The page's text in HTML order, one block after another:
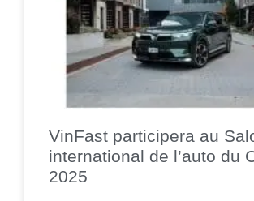
VinFast participera au
international de l’auto du
2025